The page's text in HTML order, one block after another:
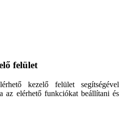
felület
kezelő felület segítségével
az elérhető funkciókat beállítani és